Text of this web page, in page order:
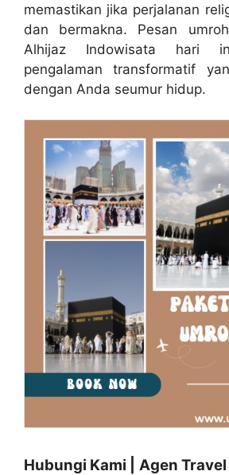
memastikan jika perjalanan
dan bermakna. Pesan
Alhijaz Indowisata hari
pengalaman transformatif
dengan Anda seumur hidup.
Hubungi Kami | Agen